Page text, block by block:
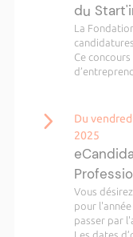
du
La
Ce
Du
2025
Vous
pour l'année
passer par
Les dates